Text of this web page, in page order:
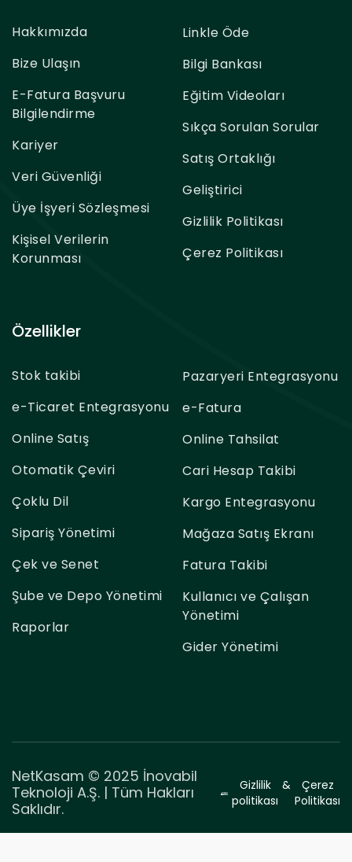
Hakkımızda
Bize Ulaşın
E-Fatura Başvuru
Bilgilendirme
Kariyer
Veri Güvenliği
Üye İşyeri Sözleşmesi
Kişisel Verilerin
Korunması
Linkle Öde
Bilgi Bankası
Eğitim Videoları
Sıkça Sorulan Sorular
Satış Ortaklığı
Geliştirici
Gizlilik Politikası
Çerez Politikası
Özellikler
Stok takibi
e-Ticaret Entegrasyonu
Online Satış
Otomatik Çeviri
Çoklu Dil
Sipariş Yönetimi
Çek ve Senet
Şube ve Depo Yönetimi
Raporlar
Pazaryeri Entegrasyonu
e-Fatura
Online Tahsilat
Cari Hesap Takibi
Kargo Entegrasyonu
Mağaza Satış Ekranı
Fatura Takibi
Kullanıcı ve Çalışan
Yönetimi
Gider Yönetimi
NetKasam © 2025 İnovabil
Teknoloji A.Ş. | Tüm Hakları
Saklıdır.
Gizlilik
politikası
&
Çerez
Politikası